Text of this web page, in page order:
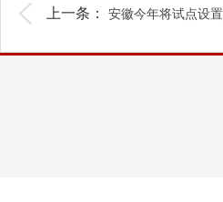
上一条： 安徽今年将试点设